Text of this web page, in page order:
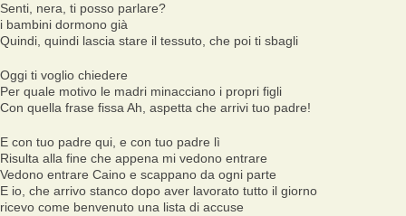
Senti, nera, ti posso parlare?
i bambini dormono già
Quindi, quindi lascia stare il tessuto, che poi ti sbagli
Oggi ti voglio chiedere
Per quale motivo le madri minacciano i propri figli
Con quella frase fissa Ah, aspetta che arrivi tuo padre!
E con tuo padre qui, e con tuo padre lì
Risulta alla fine che appena mi vedono entrare
Vedono entrare Caino e scappano da ogni parte
E io, che arrivo stanco dopo aver lavorato tutto il giorno
ricevo come benvenuto una lista di accuse